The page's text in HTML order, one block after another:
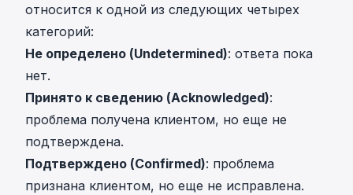
относится к одной из следующих четырех
категорий:
Не определено (Undetermined): ответа пока
нет.
Принято к сведению (Acknowledged):
проблема получена клиентом, но еще не
подтверждена.
Подтверждено (Confirmed): проблема
признана клиентом, но еще не исправлена.